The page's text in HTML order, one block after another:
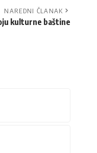
NAREDNI ČLANAK
kulturne baštine